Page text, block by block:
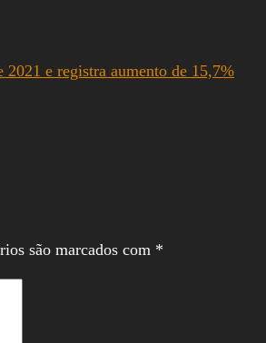
2021 e registra aumento de 15,7%
são marcados com *